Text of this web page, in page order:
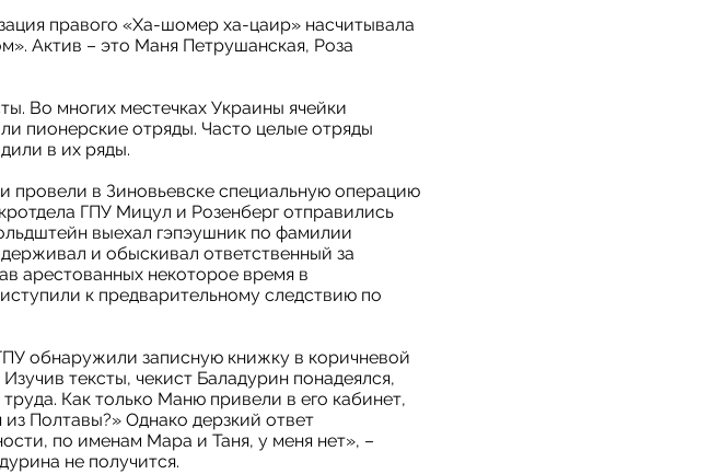
правого «Ха-шомер ха-цаир» насчитывала
Актив – это Маня Петрушанская, Роза
Во многих местечках Украины ячейки
пионерские отряды. Часто целые отряды
в их ряды.
провели в Зиновьевске специальную операцию
ГПУ Мицул и Розенберг отправились
выехал гэпэушник по фамилии
и обыскивал ответственный за
арестованных некоторое время в
к предварительному следствию по
обнаружили записную книжку в коричневой
тексты, чекист Баладурин понадеялся,
Как только Маню привели в его кабинет,
Полтавы?» Однако дерзкий ответ
по именам Мара и Таня, у меня нет», –
не получится.